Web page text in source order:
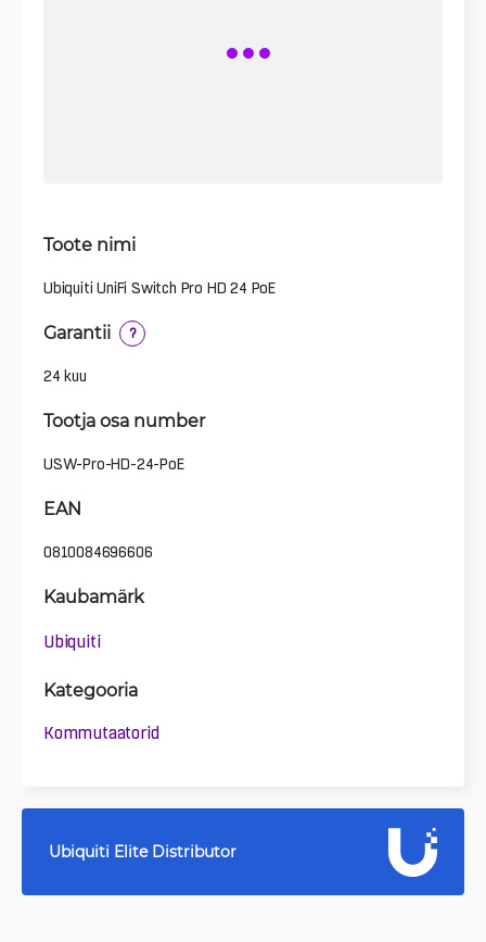
Toote nimi
Ubiquiti UniFi Switch Pro HD 24 PoE
Garantii ?
24 kuu
Tootja osa number
USW-Pro-HD-24-PoE
EAN
0810084696606
Kaubamärk
Ubiquiti
Kategooria
Kommutaatorid
Ubiquiti Elite Distributor